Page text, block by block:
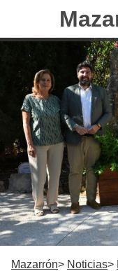
Mazarrón Noticias